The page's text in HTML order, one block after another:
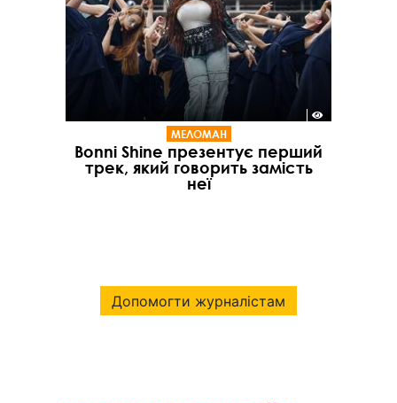
МЕЛОМАН
Bonni Shine презентує перший
трек, який говорить замість
неї
Допомогти журналістам